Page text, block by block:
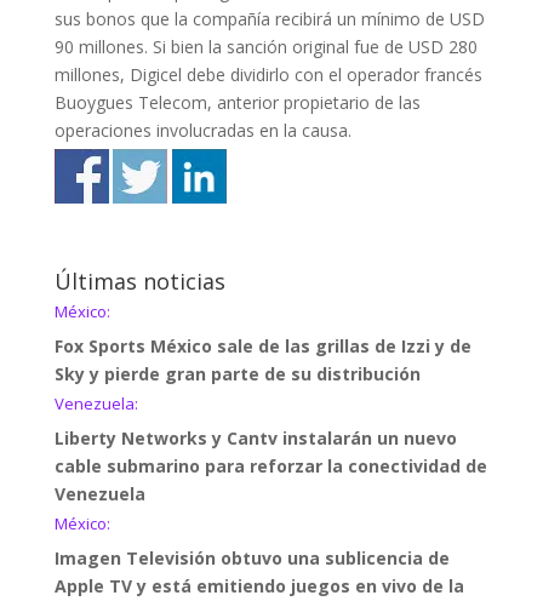
sus bonos que la compañía recibirá un mínimo de USD
90 millones. Si bien la sanción original fue de USD 280
millones, Digicel debe dividirlo con el operador francés
Buoygues Telecom, anterior propietario de las
operaciones involucradas en la causa.
Últimas noticias
México:
Fox Sports México sale de las grillas de Izzi y de
Sky y pierde gran parte de su distribución
Venezuela:
Liberty Networks y Cantv instalarán un nuevo
cable submarino para reforzar la conectividad de
Venezuela
México:
Imagen Televisión obtuvo una sublicencia de
Apple TV y está emitiendo juegos en vivo de la